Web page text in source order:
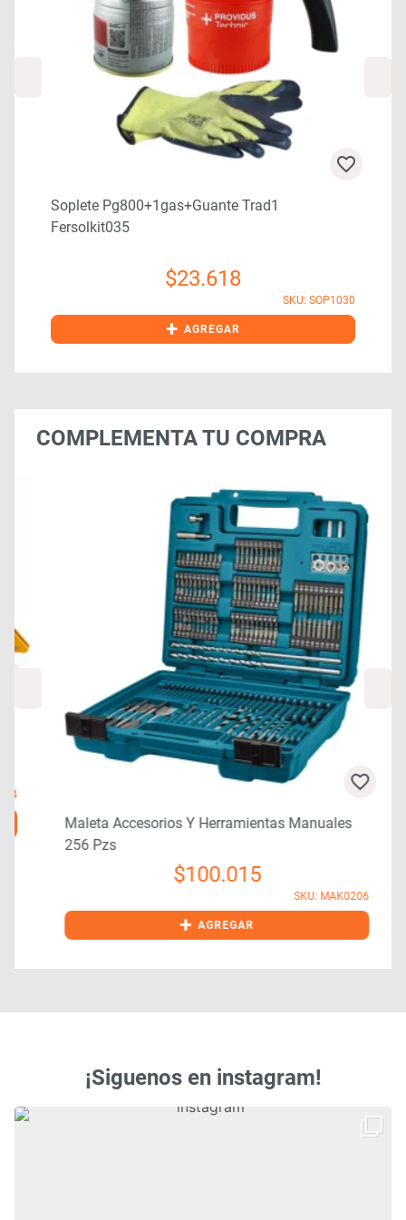
Soplete Pg800+1gas+guante Trad1
Fersolkit035
$23.618
SKU: SOP1030
+ AGREGAR
COMPLEMENTA TU COMPRA
Maleta Accesorios Y Herramientas Manuales
256 Pzs
100.015
SKU: MAK0206
AGREGAR
¡Siguenos en instagram!